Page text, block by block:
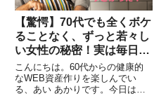
【驚愕】70代でも全くボケ
ることなく、ずっと若々し
い女性の秘密！実は毎日飲
んでいた”ある水”の効果が
すごかった！
こんにちは。60代からの健康的
なWEB資産作りを楽しんでい
る、あい あかりです。今日は、